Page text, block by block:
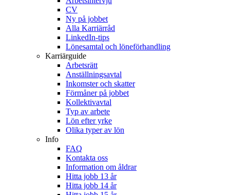
CV
Ny på jobbet
Alla Karriärråd
LinkedIn-tips
Lönesamtal och löneförhandling
Karriärguide
Arbetsrätt
Anställningsavtal
Inkomster och skatter
Förmåner på jobbet
Kollektivavtal
Typ av arbete
Lön efter yrke
Olika typer av lön
Info
FAQ
Kontakta oss
Information om åldrar
Hitta jobb 13 år
Hitta jobb 14 år